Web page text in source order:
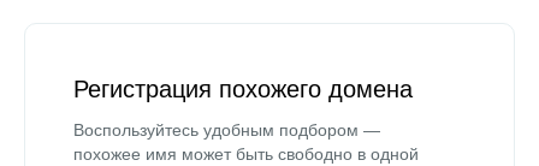
Регистрация похожего домена
Воспользуйтесь удобным подбором —
похожее имя может быть свободно в одной